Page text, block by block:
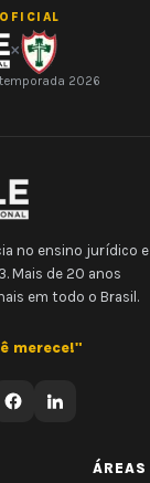
×
2026
no ensino jurídico e
Mais de 20 anos
em todo o Brasil.
merece!"
ÁREAS